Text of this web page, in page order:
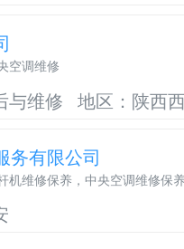
空调维修
与维修 地区：陕西
务有限公司
机维修保养，中央空调维修